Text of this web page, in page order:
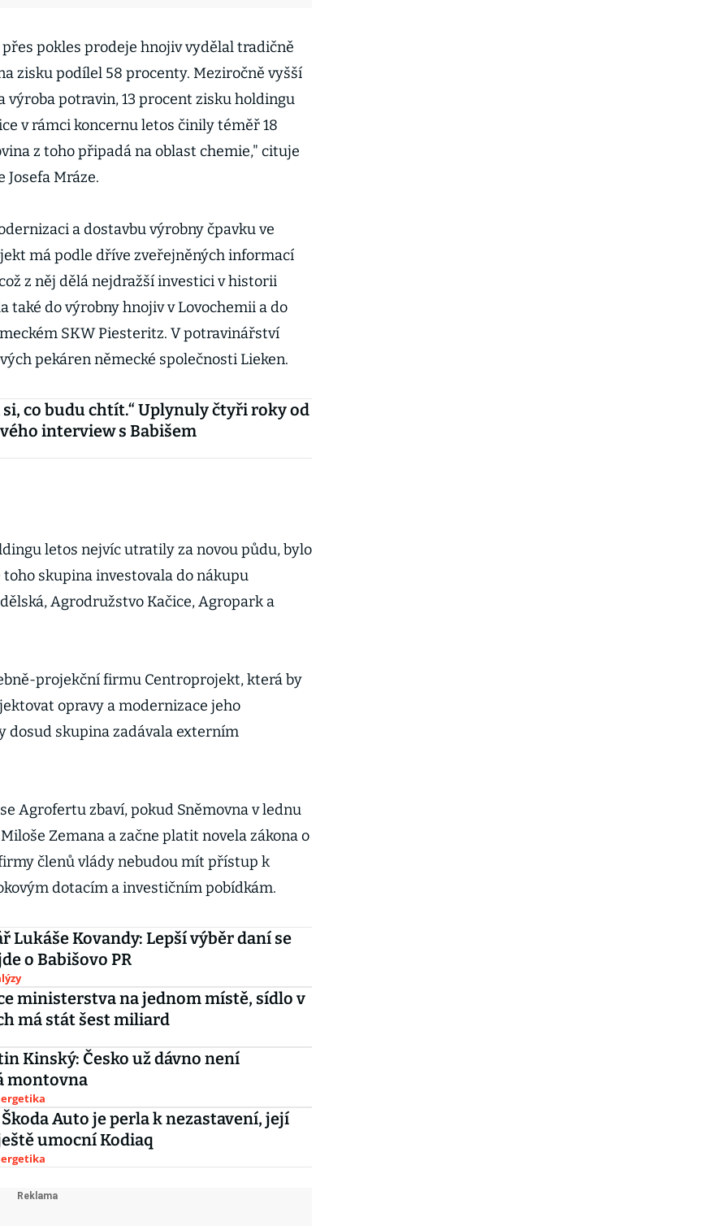
pokles prodeje hnojiv vydělal tradičně
zisku podílel 58 procenty. Meziročně vyšší
výroba potravin, 13 procent zisku holdingu
v rámci koncernu letos činily téměř 18
z toho připadá na oblast chemie," cituje
Mráze.
a dostavbu výrobny čpavku ve
má podle dříve zveřejněných informací
z něj dělá nejdražší investici v historii
také do výrobny hnojiv v Lovochemii a do
SKW Piesteritz. V potravinářství
pekáren německé společnosti Lieken.
si, co budu chtít.“ Uplynuly čtyři roky od
interview s Babišem
letos nejvíc utratily za novou půdu, bylo
skupina investovala do nákupu
Agrodružstvo Kačice, Agropark a
projekční firmu Centroprojekt, která by
opravy a modernizace jeho
dosud skupina zadávala externím
Agrofertu zbaví, pokud Sněmovna v lednu
Zemana a začne platit novela zákona o
členů vlády nebudou mít přístup k
dotacím a investičním pobídkám.
Lukáše Kovandy: Lepší výběr daní se
o Babišovo PR
ministerstva na jednom místě, sídlo v
má stát šest miliard
Kinský: Česko už dávno není
montovna
Auto je perla k nezastavení, její
umocní Kodiaq